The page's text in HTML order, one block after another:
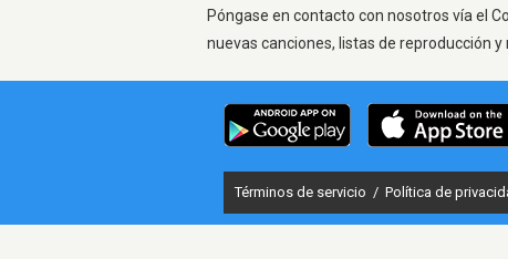
Póngase en contacto con nosotros vía el
nuevas canciones, listas de reproducción
Términos de servicio / Política de